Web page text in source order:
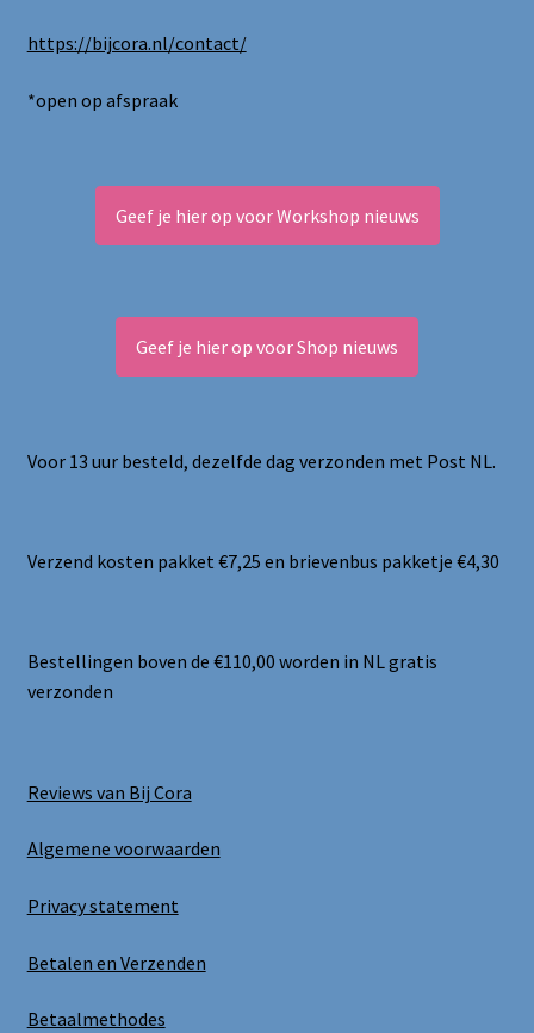
https://bijcora.nl/contact/
*open op afspraak
Geef je hier op voor Workshop nieuws
Geef je hier op voor Shop nieuws
Voor 13 uur besteld, dezelfde dag verzonden met Post NL.
Verzend kosten pakket €7,25 en brievenbus pakketje €4,30
Bestellingen boven de €110,00 worden in NL gratis
verzonden
Reviews van Bij Cora
Algemene voorwaarden
Privacy statement
Betalen en Verzenden
Betaalmethodes